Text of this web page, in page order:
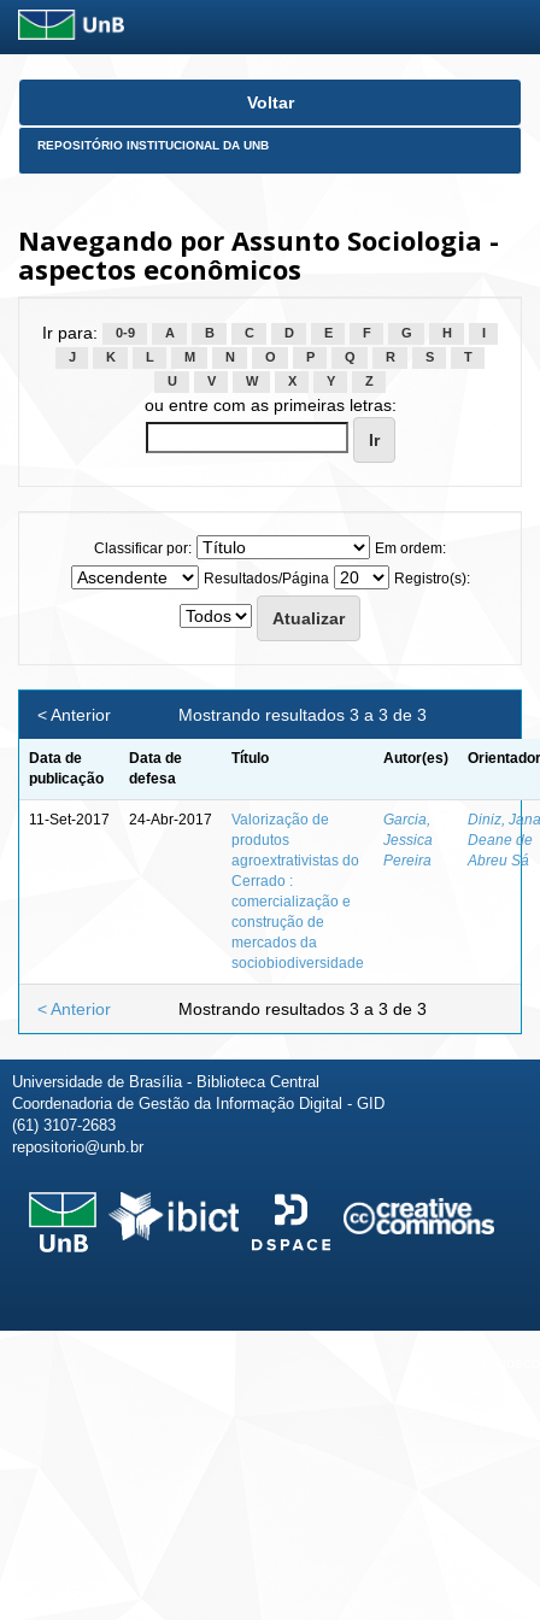
Skip
Voltar
REPOSITÓRIO INSTITUCIONAL DA UNB
Navegando por Assunto Sociologia -
aspectos econômicos
Ir para: 0-9 A B C D E F G H
J
K L M N O P Q R S
T
U
V W X Y Z
ou entre com as primeiras letras:
Classificar por:
Em ordem:
Resultados/Página
Registro(s):
Mostrando resultados 3 a 3 de 3
< Anterior
Data de
publicação
Data de
defesa
Título Autor(es)
11-Set-2017 24-Abr-2017
Valorização de
produtos
agroextrativistas do
Cerrado :
comercialização e
construção de
mercados da
sociobiodiversidade
Garcia,
Jessica
Pereira
Diniz,
Deane de
Abreu Sá
Mostrando resultados 3 a 3 de 3
< Anterior
Universidade de Brasília - Biblioteca Central
Coordenadoria de Gestão da Informação Digital - GID
(61) 3107-2683
repositorio@unb.br